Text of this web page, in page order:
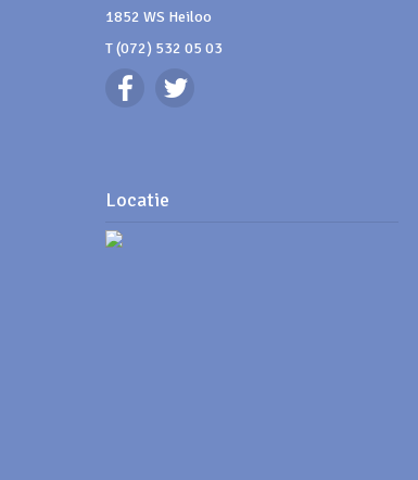
1852 WS Heiloo
T (072) 532 05 03
Locatie